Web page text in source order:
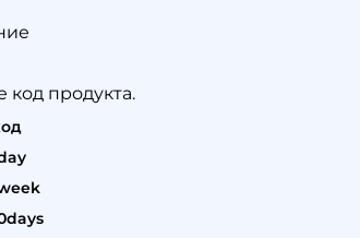
код продукта.